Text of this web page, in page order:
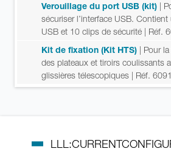
Verouillage du port USB (kit) |
sécuriser l’interface USB. Contient
USB et 10 clips de sécurité | Réf.
Kit de fixation (Kit HTS) | Pour
des plateaux et tiroirs coulissants
glissières télescopiques | Réf.